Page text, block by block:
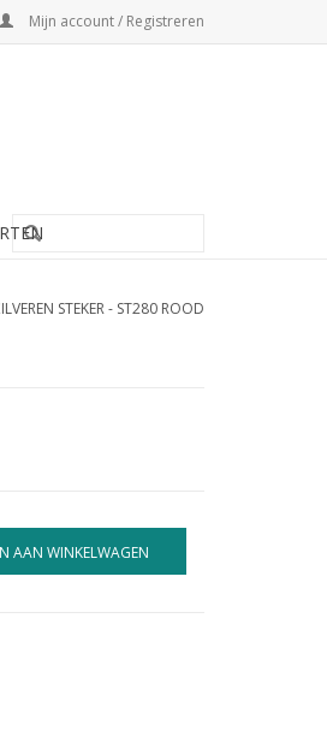
Mijn account / Registreren
STEKER - ST280 ROOD
AAN WINKELWAGEN